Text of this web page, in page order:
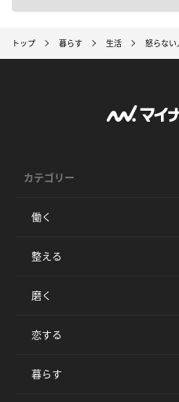
トップ 暮らす 生活 怒らな
カテゴリー
働く
整える
磨く
恋する
暮らす